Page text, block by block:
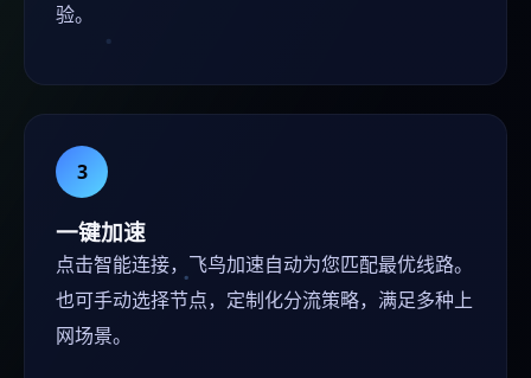
验。
3
一键加速
点击智能连接，飞鸟加速自动为您匹配最优线路。
也可手动选择节点，定制化分流策略，满足多种上
网场景。